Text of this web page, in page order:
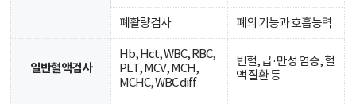
폐활량검사 폐의 기능과 호흡능력
일반혈액검사
Hb, Hct, WBC, RBC,
PLT, MCV, MCH,
MCHC, WBC diff
빈혈, 급·만성 염증, 혈
액 질환 등